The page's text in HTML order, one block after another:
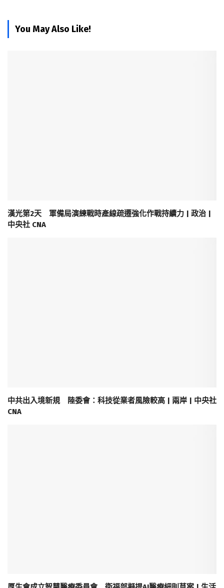
You May Also Like!
漢光第2天 軍備局演練戰時產線疏遷強化作戰持續力 | 政治 |
中央社 CNA
中共出入境新規 陸委會：科技從業者風險較高 | 兩岸 | 中央社
CNA